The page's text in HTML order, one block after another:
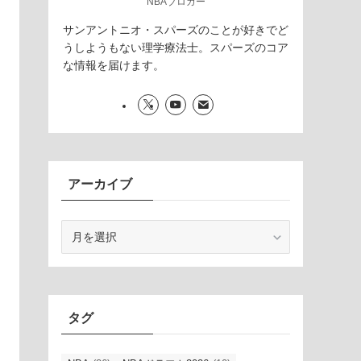
サンアントニオ・スパーズのことが好きでど
うしようもない理学療法士。スパーズのコア
な情報を届けます。
アーカイブ
ブ
タグ